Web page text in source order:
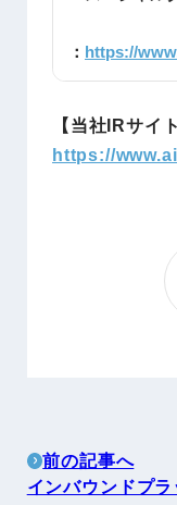
： https://
【当社IRサイト
https://
前の記事へ
インバウンドプ